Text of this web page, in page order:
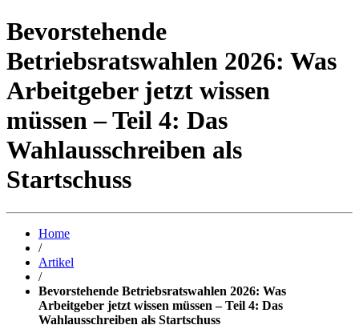
Bevorstehende
Betriebsratswahlen 2026: Was
Arbeitgeber jetzt wissen
müssen – Teil 4: Das
Wahlausschreiben als
Startschuss
Home
/
Artikel
/
Bevorstehende Betriebsratswahlen 2026: Was
Arbeitgeber jetzt wissen müssen – Teil 4: Das
Wahlausschreiben als Startschuss